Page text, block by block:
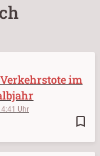
bookmark_border
im